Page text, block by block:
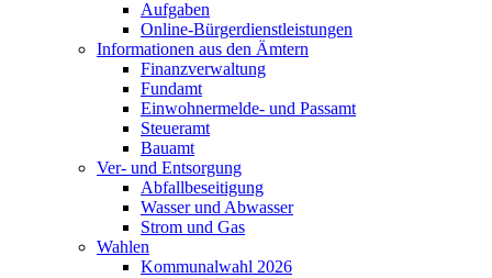
Aufgaben
Online-Bürgerdienstleistungen
Informationen aus den Ämtern
Finanzverwaltung
Fundamt
Einwohnermelde- und Passamt
Steueramt
Bauamt
Ver- und Entsorgung
Abfallbeseitigung
Wasser und Abwasser
Strom und Gas
Wahlen
Kommunalwahl 2026